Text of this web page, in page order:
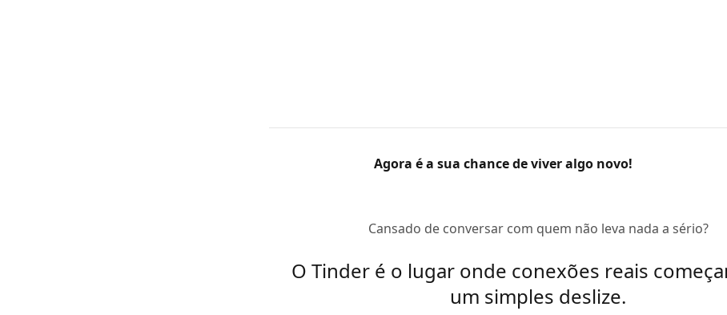
Agora é a sua chance de viver algo novo!
Cansado de conversar com quem não leva nada a sério?
O Tinder é o lugar onde conexões reais
um simples deslize.